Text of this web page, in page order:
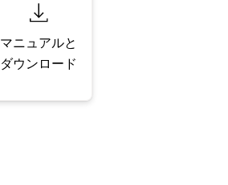
マニュアルと
ダウンロード